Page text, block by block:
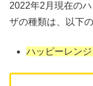
2022年2月現在の
ザの種類は、以下
ハッピーレン